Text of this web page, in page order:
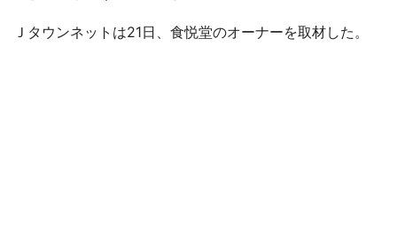
Ｊタウンネットは21日、食悦堂のオーナーを取材した。